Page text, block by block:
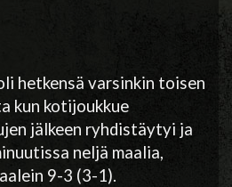
hetkensä varsinkin toisen
kun kotijoukkue
jälkeen ryhdistäytyi ja
neljä maalia,
9-3 (3-1).